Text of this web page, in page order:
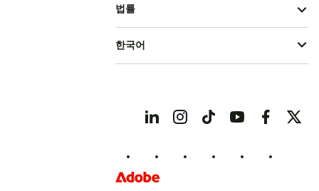
법률
한국어